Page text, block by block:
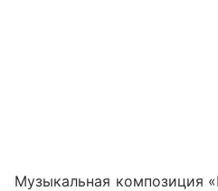
Музыкальная композиция